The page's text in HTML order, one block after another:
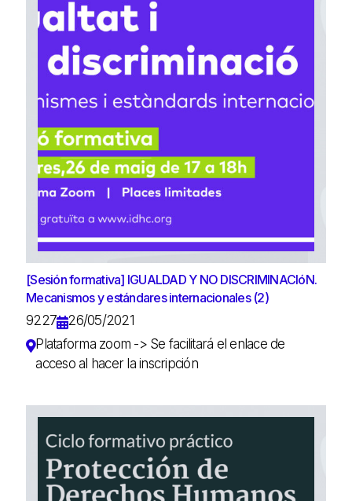
[Sesión formativa] IGUALDAD Y NO DISCRIMINACIóN.
Mecanismos y estándares internacionales (2)
9227
26/05/2021
Plataforma zoom -> Se facilitará el enlace de
acceso al hacer la inscripción